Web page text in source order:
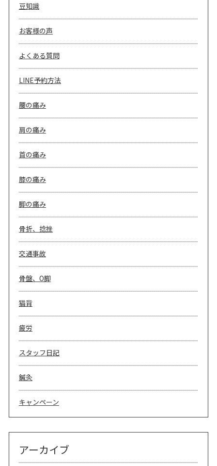
豆知識
お客様の声
よくある質問
LINE予約方法
腰の痛み
肩の痛み
首の痛み
膝の痛み
脚の痛み
骨折、捻挫
交通事故
骨盤、O脚
猫背
疲労
スタッフ日記
鍼灸
キャンペーン
アーカイブ